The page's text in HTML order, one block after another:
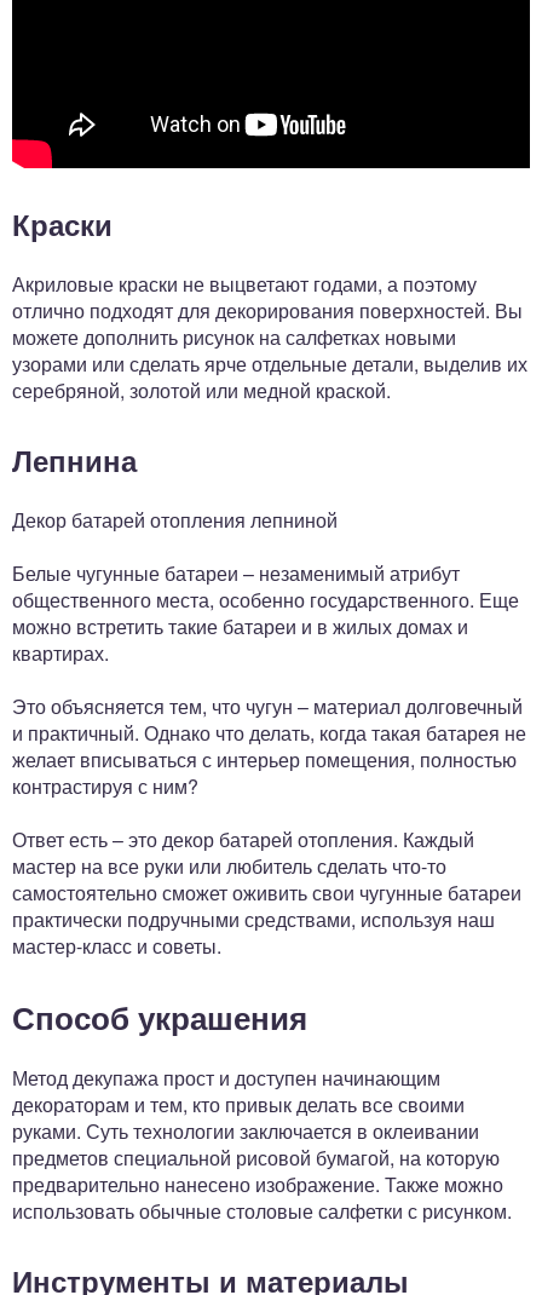
Краски
Акриловые краски не выцветают годами, а поэтому
отлично подходят для декорирования поверхностей. Вы
можете дополнить рисунок на салфетках новыми
узорами или сделать ярче отдельные детали, выделив их
серебряной, золотой или медной краской.
Лепнина
Декор батарей отопления лепниной
Белые чугунные батареи – незаменимый атрибут
общественного места, особенно государственного. Еще
можно встретить такие батареи и в жилых домах и
квартирах.
Это объясняется тем, что чугун – материал долговечный
и практичный. Однако что делать, когда такая батарея не
желает вписываться с интерьер помещения, полностью
контрастируя с ним?
Ответ есть – это декор батарей отопления. Каждый
мастер на все руки или любитель сделать что-то
самостоятельно сможет оживить свои чугунные батареи
практически подручными средствами, используя наш
мастер-класс и советы.
Способ украшения
Метод декупажа прост и доступен начинающим
декораторам и тем, кто привык делать все своими
руками. Суть технологии заключается в оклеивании
предметов специальной рисовой бумагой, на которую
предварительно нанесено изображение. Также можно
использовать обычные столовые салфетки с рисунком.
Инструменты и материалы